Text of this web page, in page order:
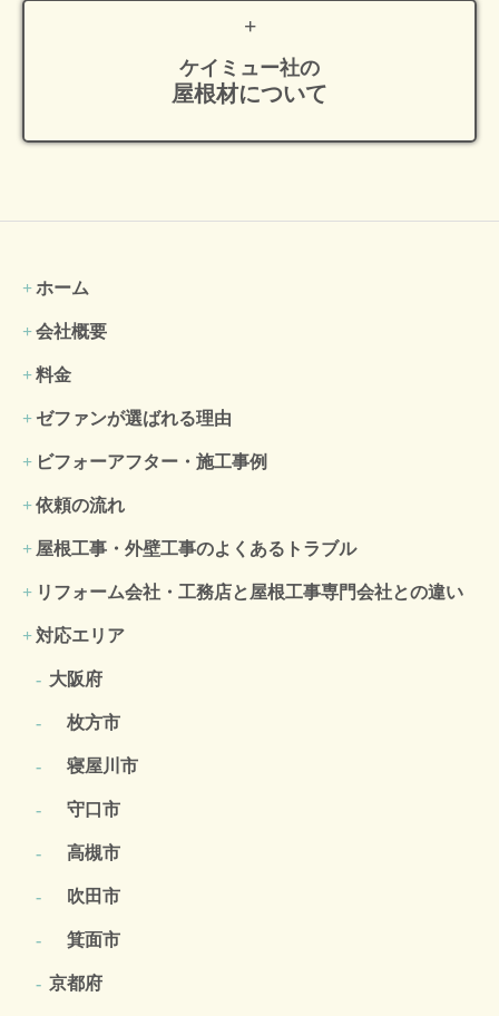
ケイミュー社の
屋根材について
ホーム
会社概要
料金
ゼファンが選ばれる理由
ビフォーアフター・施工事例
依頼の流れ
屋根工事・外壁工事のよくある トラブル
リフォーム会社・工務店と屋根工事専門会社との違い
対応エリア
大阪府
枚方市
寝屋川市
守口市
高槻市
吹田市
箕面市
京都府